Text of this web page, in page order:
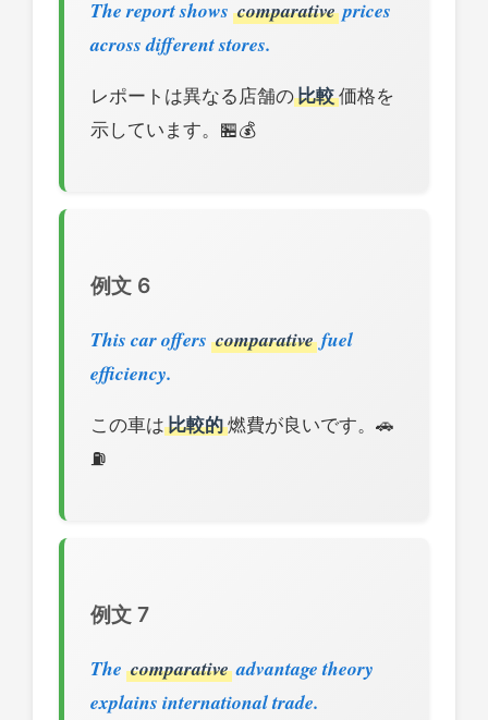
The report shows comparative prices
across different stores.
レポートは異なる店舗の比較価格を
示しています。🏪💰
例文 6
This car offers comparative fuel
efficiency.
この車は 比較的燃費が良いです。🚗
⛽
例文 7
The comparative advantage theory
explains international trade.